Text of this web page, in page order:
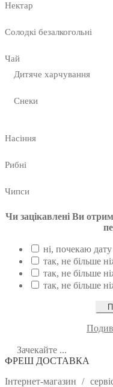
Нектар
Солодкі безалкогольні
Чай
Дитяче харчування
Снеки
Насіння
Рибні
Чипси
Чи зацікавлені Ви
ні, почекаю
так, не більше
так, не більше
так, не більше
Зачекайте ...
ФРЕШ ДОСТАВКА
Інтернет-магазин /